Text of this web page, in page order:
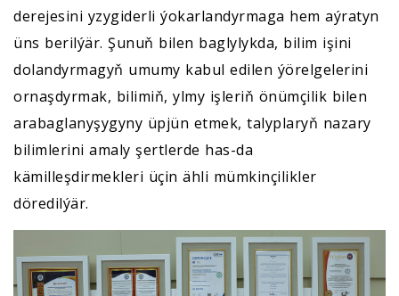
derejesini yzygiderli ýokarlandyrmaga hem aýratyn
üns berilýär. Şunuň bilen baglylykda, bilim işini
dolandyrmagyň umumy kabul edilen ýörelgelerini
ornaşdyrmak, bilimiň, ylmy işleriň önümçilik bilen
arabaglanyşygyny üpjün etmek, talyplaryň nazary
bilimlerini amaly şertlerde has-da
kämilleşdirmekleri üçin ähli mümkinçilikler
döredilýär.